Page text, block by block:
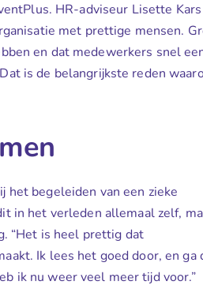
HR-adviseur Lisette Kars
met prettige mensen.
en dat medewerkers snel
is de belangrijkste reden
het begeleiden van een zieke
in het verleden allemaal zelf,
“Het is heel prettig dat
Ik lees het goed door, en ga
ik nu weer veel meer tijd voor.”